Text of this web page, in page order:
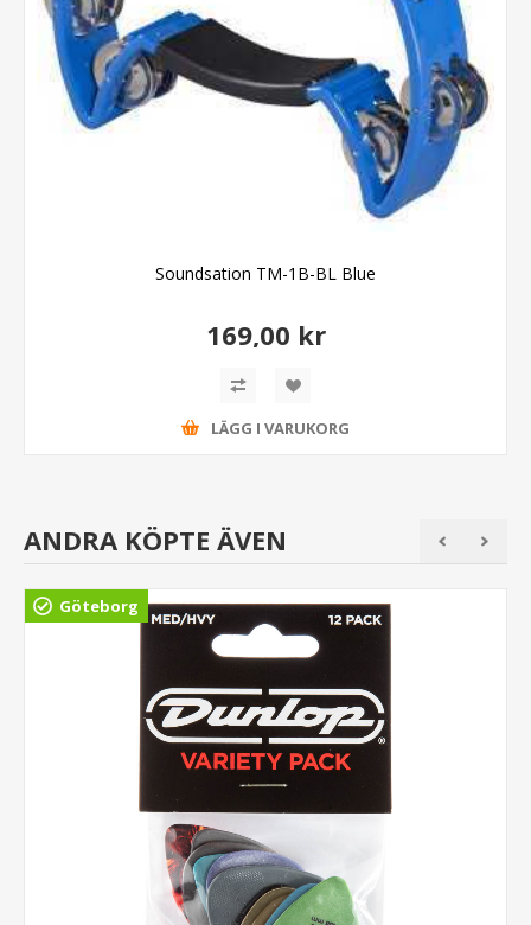
Soundsation TM-1B-BL Blue
169,00 kr
LÄGG I VARUKORG
ANDRA KÖPTE ÄVEN
Göteborg